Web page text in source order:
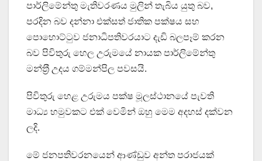
පාර්ලිමේන්තු මැතිවරණය මුලින් තැබිය යුතු බව,
පරදින බව දන්නා එක්සත් ජාතික පක්ෂය සහ
පොහොට්ටුව ජනාධිපතිවරයාට දැඩි බලපෑම් කරන
බව පිවිතුරු හෙල උරුමයේ නායක පාර්ලිමේන්තු
මන්ත‍්‍රී උදය ගම්මන්පිල පවසයි.
පිවිතුරු හෙළ උරුමය පක්ෂ මූලස්ථානයේ පැවති
මාධ්‍ය හමුවකට එක් වෙමින් ඔහු මෙම අදහස් දක්වන
ලදි.
මේ ජනපතිවරනයෙන් ආණ්ඩුව අන්ත පරාජයක්